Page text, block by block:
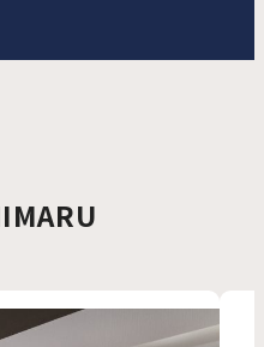
おすすめです。